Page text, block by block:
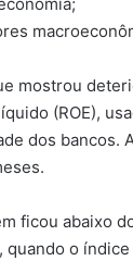
mostrou
(ROE),
dos bancos.
ficou abaixo
o índice